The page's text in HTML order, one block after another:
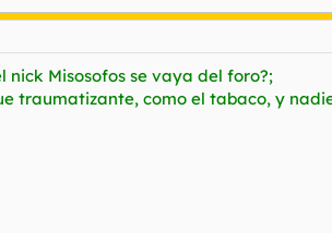
nick Misosofos se vaya del foro?;
traumatizante, como el tabaco, y